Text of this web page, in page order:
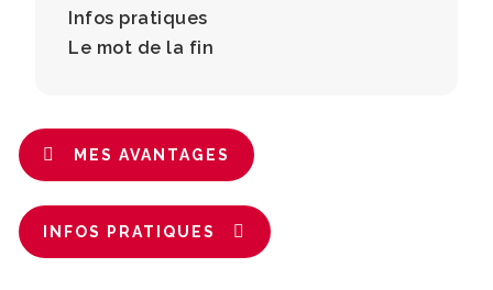
Infos pratiques
Le mot de la fin
MES AVANTAGES
INFOS PRATIQUES